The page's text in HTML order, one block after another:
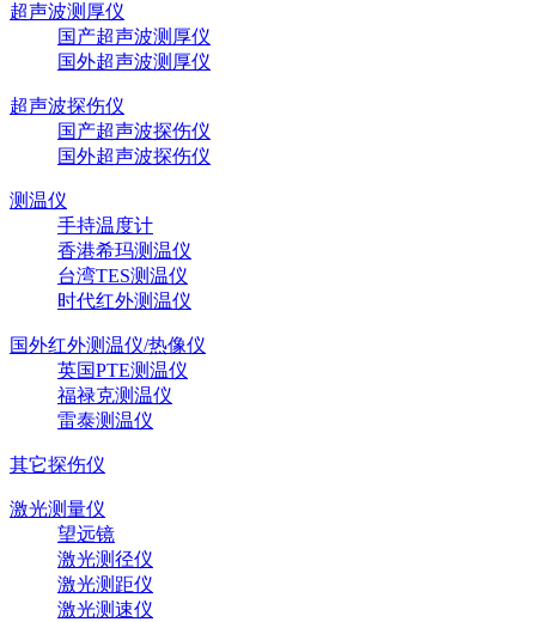
超声波测厚仪
国产超声波测厚仪
国外超声波测厚仪
超声波探伤仪
国产超声波探伤仪
国外超声波探伤仪
测温仪
手持温度计
香港希玛测温仪
台湾TES测温仪
时代红外测温仪
国外红外测温仪/热像仪
英国PTE测温仪
福禄克测温仪
雷泰测温仪
其它探伤仪
激光测量仪
望远镜
激光测径仪
激光测距仪
激光测速仪